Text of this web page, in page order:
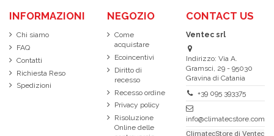
INFORMAZIONI
Chi siamo
FAQ
Contatti
Richiesta Reso
Spedizioni
NEGOZIO
Come
acquistare
Ecoincentivi
Diritto di
recesso
Recesso ordine
Privacy policy
Risoluzione
Online delle
CONTACT US
Ventec srl
Indirizzo: Via A.
Gramsci, 29 - 95030
Gravina di Catania
+39 095 393375
info@climatecstore.com
ClimatecStore di Ventec